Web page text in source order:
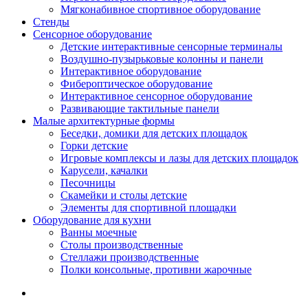
Мягконабивное спортивное оборудование
Стенды
Сенсорное оборудование
Детские интерактивные сенсорные терминалы
Воздушно-пузырьковые колонны и панели
Интерактивное оборудование
Фибероптическое оборудование
Интерактивное сенсорное оборудование
Развивающие тактильные панели
Малые архитектурные формы
Беседки, домики для детских площадок
Горки детские
Игровые комплексы и лазы для детских площадок
Карусели, качалки
Песочницы
Скамейки и столы детские
Элементы для спортивной площадки
Оборудование для кухни
Ванны моечные
Столы производственные
Стеллажи производственные
Полки консольные, противни жарочные